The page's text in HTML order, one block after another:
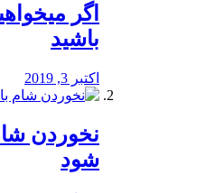
اگر
باشید
اکتبر 3, 2019
نخوردن
‌شود